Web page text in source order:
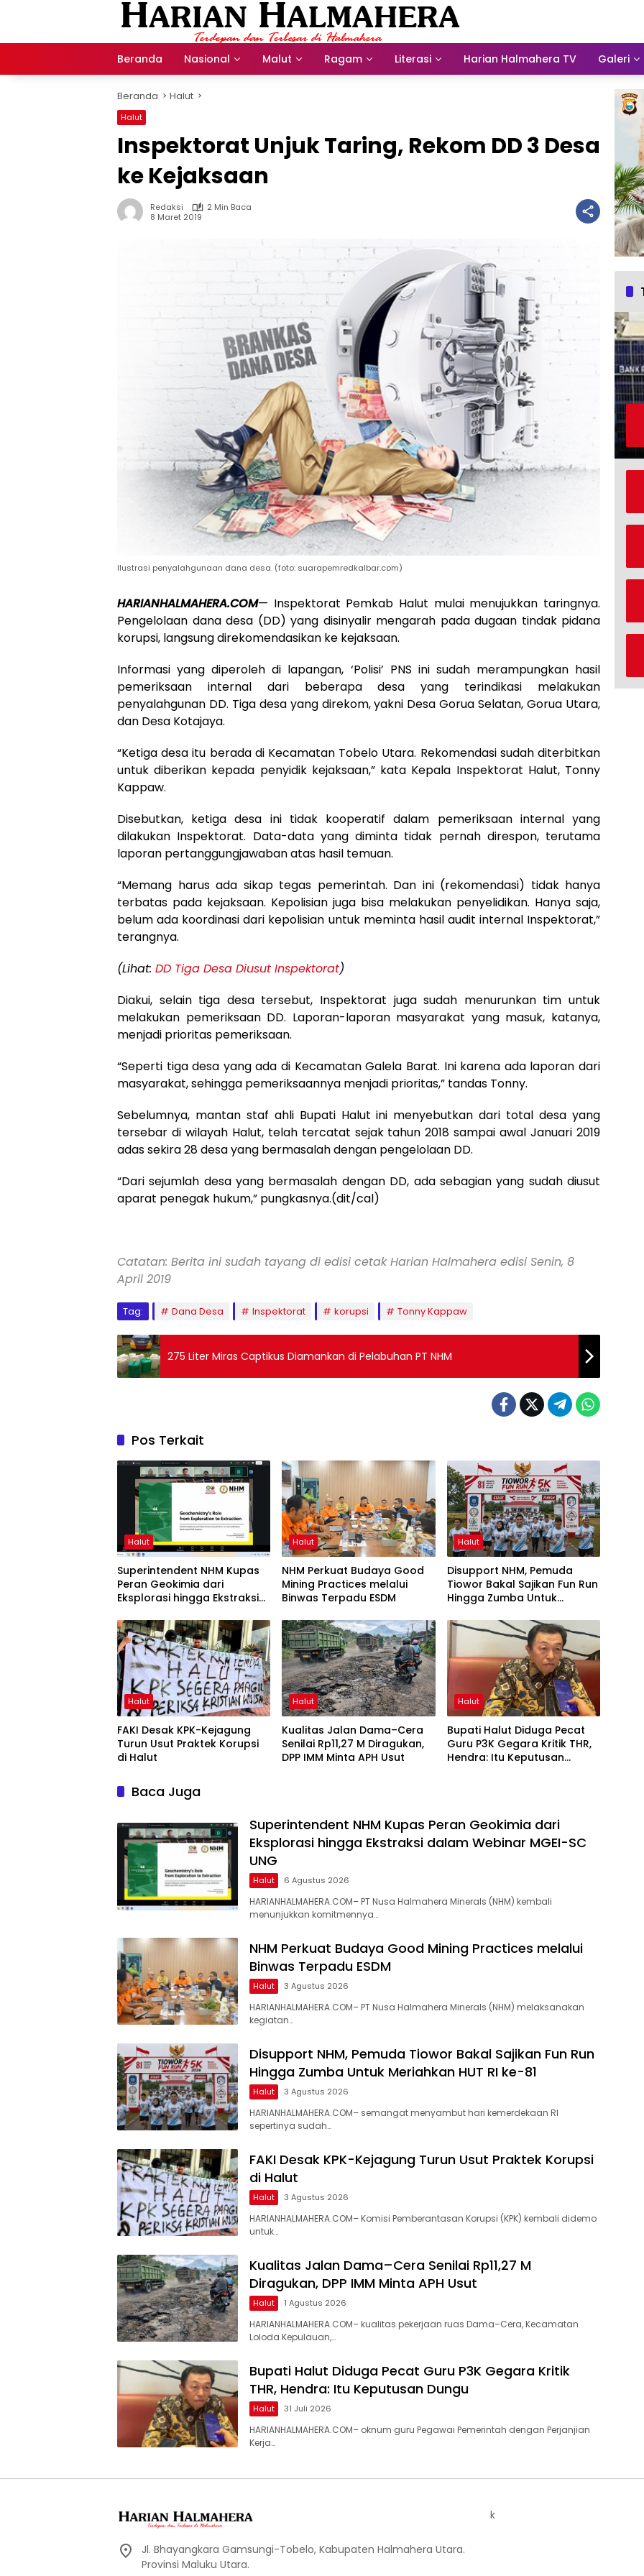
Beranda Nasional Malut Ragam Literasi Harian Halmahera TV Galeri
Beranda Halut
Halut
Inspektorat Unjuk Taring, Rekom DD 3 Desa
ke Kejaksaan
Redaksi
2 Min Baca
8 Maret 2019
Ilustrasi penyalahgunaan dana desa. (foto: suarapemredkalbar.com)
HARIANHALMAHERA.COM— Inspektorat Pemkab Halut mulai menujukkan taringnya.
Pengelolaan dana desa (DD) yang disinyalir mengarah pada dugaan tindak pidana
korupsi, langsung direkomendasikan ke kejaksaan.
Informasi yang diperoleh di lapangan, ‘Polisi’ PNS ini sudah merampungkan hasil
pemeriksaan internal dari beberapa desa yang terindikasi melakukan
penyalahgunan DD. Tiga desa yang direkom, yakni Desa Gorua Selatan, Gorua Utara,
dan Desa Kotajaya.
“Ketiga desa itu berada di Kecamatan Tobelo Utara. Rekomendasi sudah diterbitkan
untuk diberikan kepada penyidik kejaksaan,” kata Kepala Inspektorat Halut, Tonny
Kappaw.
Disebutkan, ketiga desa ini tidak kooperatif dalam pemeriksaan internal yang
dilakukan Inspektorat. Data-data yang diminta tidak pernah direspon, terutama
laporan pertanggungjawaban atas hasil temuan.
“Memang harus ada sikap tegas pemerintah. Dan ini (rekomendasi) tidak hanya
terbatas pada kejaksaan. Kepolisian juga bisa melakukan penyelidikan. Hanya saja,
belum ada koordinasi dari kepolisian untuk meminta hasil audit internal Inspektorat,”
terangnya.
(Lihat: DD Tiga Desa Diusut Inspektorat)
Diakui, selain tiga desa tersebut, Inspektorat juga sudah menurunkan tim untuk
melakukan pemeriksaan DD. Laporan-laporan masyarakat yang masuk, katanya,
menjadi prioritas pemeriksaan.
“Seperti tiga desa yang ada di Kecamatan Galela Barat. Ini karena ada laporan dari
masyarakat, sehingga pemeriksaannya menjadi prioritas,” tandas Tonny.
Sebelumnya, mantan staf ahli Bupati Halut ini menyebutkan dari total desa yang
tersebar di wilayah Halut, telah tercatat sejak tahun 2018 sampai awal Januari 2019
adas sekira 28 desa yang bermasalah dengan pengelolaan DD.
“Dari sejumlah desa yang bermasalah dengan DD, ada sebagian yang sudah diusut
aparat penegak hukum,” pungkasnya.(dit/cal)
Catatan: Berita ini sudah tayang di edisi cetak Harian Halmahera edisi Senin, 8
April 2019
Tag: Dana Desa Inspektorat korupsi Tonny Kappaw
275 Liter Miras Captikus Diamankan di Pelabuhan PT NHM
Pos Terkait
Halut
Superintendent NHM Kupas
Peran Geokimia dari
Eksplorasi hingga Ekstraksi
UNG
Halut
NHM Perkuat Budaya Good
Mining Practices melalui
Binwas Terpadu ESDM
Halut
Disupport NHM, Pemuda
Tiowor Bakal Sajikan Fun Run
Hingga Zumba Untuk
Halut
FAKI Desak KPK-Kejagung
Turun Usut Praktek Korupsi
di Halut
Halut
Kualitas Jalan Dama–Cera
Senilai Rp11,27 M Diragukan,
DPP IMM Minta APH Usut
Halut
Bupati Halut Diduga Pecat
Guru P3K Gegara Kritik THR,
Hendra: Itu Keputusan
Baca Juga
Superintendent NHM Kupas Peran Geokimia dari
Eksplorasi hingga Ekstraksi dalam Webinar MGEI-SC
UNG
Halut 6 Agustus 2026
HARIANHALMAHERA.COM– PT Nusa Halmahera Minerals (NHM) kembali
menunjukkan komitmennya…
NHM Perkuat Budaya Good Mining Practices melalui
Binwas Terpadu ESDM
Halut 3 Agustus 2026
HARIANHALMAHERA.COM– PT Nusa Halmahera Minerals (NHM) melaksanakan
kegiatan…
Disupport NHM, Pemuda Tiowor Bakal Sajikan Fun Run
Hingga Zumba Untuk Meriahkan HUT RI ke-81
Halut 3 Agustus 2026
HARIANHALMAHERA.COM– semangat menyambut hari kemerdekaan RI
sepertinya sudah…
FAKI Desak KPK-Kejagung Turun Usut Praktek Korupsi
di Halut
Halut 3 Agustus 2026
HARIANHALMAHERA.COM– Komisi Pemberantasan Korupsi (KPK) kembali didemo
untuk…
Kualitas Jalan Dama–Cera Senilai Rp11,27 M
Diragukan, DPP IMM Minta APH Usut
Halut 1 Agustus 2026
HARIANHALMAHERA.COM– kualitas pekerjaan ruas Dama–Cera, Kecamatan
Loloda Kepulauan,…
Bupati Halut Diduga Pecat Guru P3K Gegara Kritik
THR, Hendra: Itu Keputusan Dungu
Halut 31 Juli 2026
HARIANHALMAHERA.COM– oknum guru Pegawai Pemerintah dengan Perjanjian
Kerja…
Jl. Bhayangkara Gamsungi-Tobelo, Kabupaten Halmahera Utara.
Provinsi Maluku Utara.
k